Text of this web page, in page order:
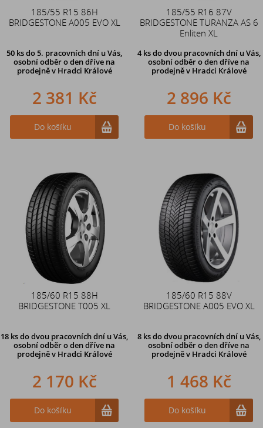
185/55 R15 86H
BRIDGESTONE A005 EVO XL
50 ksdo 5. pracovních dní u Vás,
osobní odběr o den dříve na
prodejněv Hradci Králové
2 381 Kč
Do košíku
185/55 R16 87V
BRIDGESTONE TURANZA AS 6
Enliten XL
4 ks do dvou pracovních dní u Vás,
osobní odběr o den dříve na
prodejně v Hradci Králové
2 896 Kč
Do košíku
185/60 R15 88H
BRIDGESTONE T005 XL
18 ksdo dvou pracovních dní u Vás,
osobní odběr o den dříve na
prodejně v Hradci Králové
2 170 Kč
Do košíku
185/60 R15 88V
BRIDGESTONE A005 EVO XL
8 ks do dvou pracovních dní u Vás,
osobní odběr o den dříve na
prodejně v Hradci Králové
1 468 Kč
Do košíku